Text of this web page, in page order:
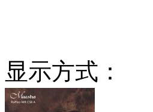
显示方式：